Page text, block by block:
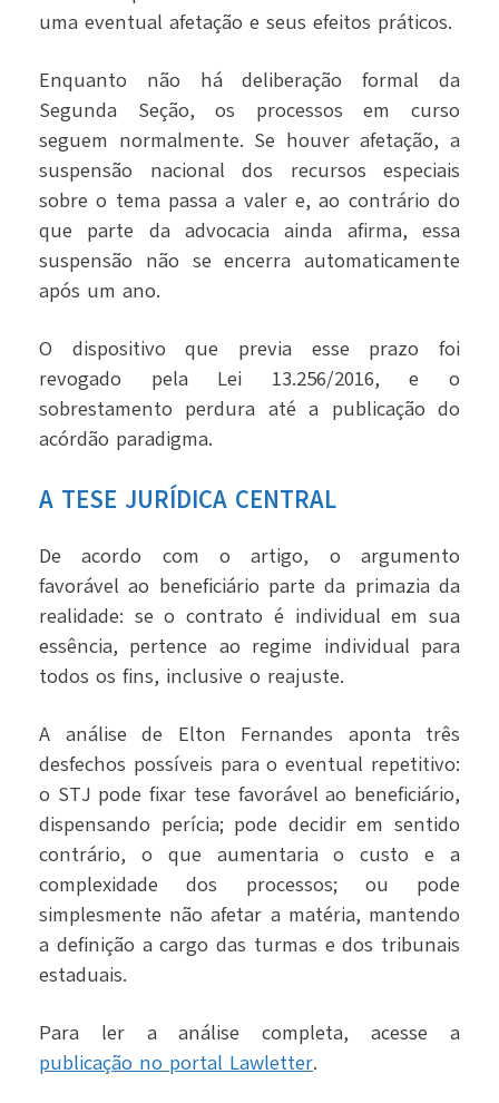
uma eventual afetação e seus efeitos práticos.
Enquanto não há deliberação formal da
Segunda Seção, os processos em curso
seguem normalmente. Se houver afetação, a
suspensão nacional dos recursos especiais
sobre o tema passa a valer e, ao contrário do
que parte da advocacia ainda afirma, essa
suspensão não se encerra automaticamente
após um ano.
O dispositivo que previa esse prazo foi
revogado pela Lei 13.256/2016, e o
sobrestamento perdura até a publicação do
acórdão paradigma.
A TESE JURÍDICA CENTRAL
De acordo com o artigo, o argumento
favorável ao beneficiário parte da primazia da
realidade: se o contrato é individual em sua
essência, pertence ao regime individual para
todos os fins, inclusive o reajuste.
A análise de Elton Fernandes aponta três
desfechos possíveis para o eventual repetitivo:
o STJ pode fixar tese favorável ao beneficiário,
dispensando perícia; pode decidir em sentido
contrário, o que aumentaria o custo e a
complexidade dos processos; ou pode
simplesmente não afetar a matéria, mantendo
a definição a cargo das turmas e dos tribunais
estaduais.
Para ler a análise completa, acesse a
publicação no portal Lawletter.